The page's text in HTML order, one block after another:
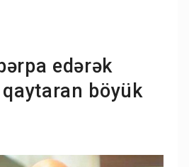
edərək
böyük